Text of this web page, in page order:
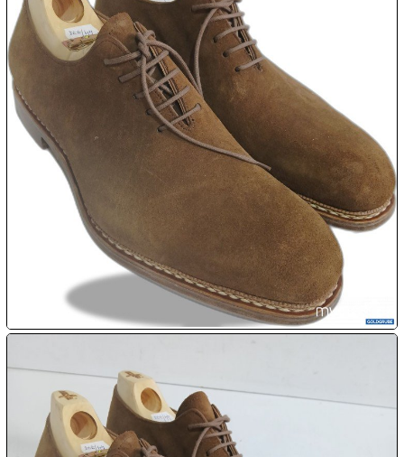

07.08:

08.08:
Megaabverkauf
09.08:
09.08:
09.08: